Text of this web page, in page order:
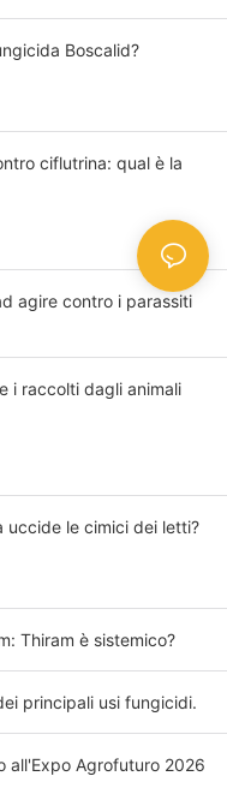
Boscalid?
ciflutrina: qual è la
agire contro i parassiti
i raccolti dagli animali
uccide le cimici dei letti?
Thiram è sistemico?
principali usi fungicidi.
all'Expo Agrofuturo 2026